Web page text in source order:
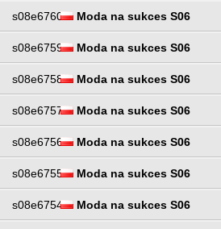
s08e6760 Moda na sukces S06
s08e6759 Moda na sukces S06
s08e6758 Moda na sukces S06
s08e6757 Moda na sukces S06
s08e6756 Moda na sukces S06
s08e6755 Moda na sukces S06
s08e6754 Moda na sukces S06